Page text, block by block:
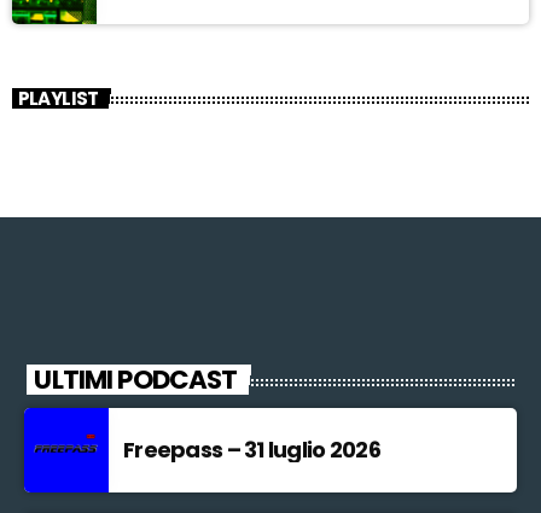
PLAYLIST
ULTIMI PODCAST
Freepass – 31 luglio 2026